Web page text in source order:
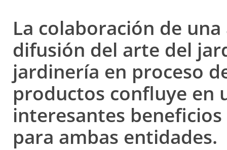
La colaboración de
difusión del arte del
jardinería en proceso
productos confluye en
interesantes
para ambas entidades.